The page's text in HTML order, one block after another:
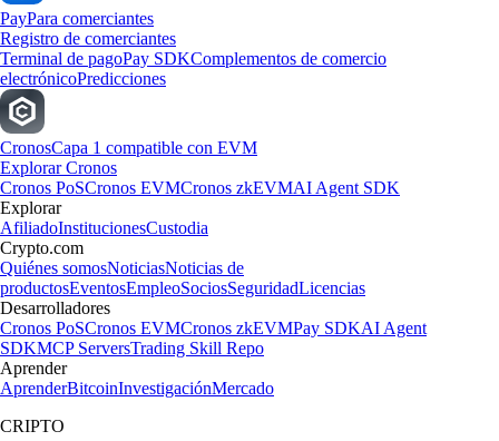
PayPara comerciantes
Registro de comerciantes
Terminal de pagoPay SDKComplementos de comercio
electrónicoPredicciones
CronosCapa 1 compatible con EVM
Explorar Cronos
Cronos PoSCronos EVMCronos zkEVMAI Agent SDK
Explorar
AfiliadoInstitucionesCustodia
Crypto.com
Quiénes somosNoticiasNoticias de
productosEventosEmpleoSociosSeguridadLicencias
Desarrolladores
Cronos PoSCronos EVMCronos zkEVMPay SDKAI Agent
SDKMCP ServersTrading Skill Repo
Aprender
AprenderBitcoinInvestigaciónMercado
CRIPTO